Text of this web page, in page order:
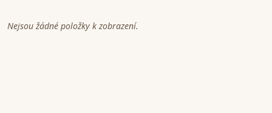
Nejsou žádné položky k zobrazení.